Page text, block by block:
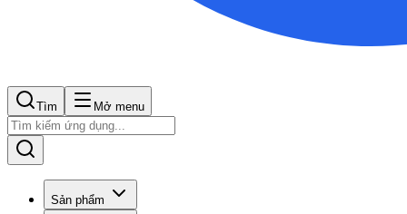
Tìm Mở menu
Sản phẩm